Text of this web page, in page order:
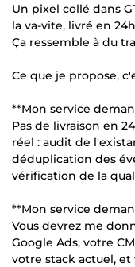
Un pixel collé dans
la va-vite, livré en
Ça ressemble à du
Ce que je propose,
**Mon service
Pas de livraison en
réel : audit de
déduplication des
vérification de la
**Mon service
Vous devrez me
Google Ads, votre
votre stack actuel,